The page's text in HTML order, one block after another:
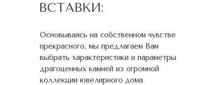
ВСТАВКИ:
Основываясь на собственном чувстве
прекрасного, мы предлагаем Вам
выбрать характеристики и параметры
драгоценных камней из огромной
коллекции ювелирного дома